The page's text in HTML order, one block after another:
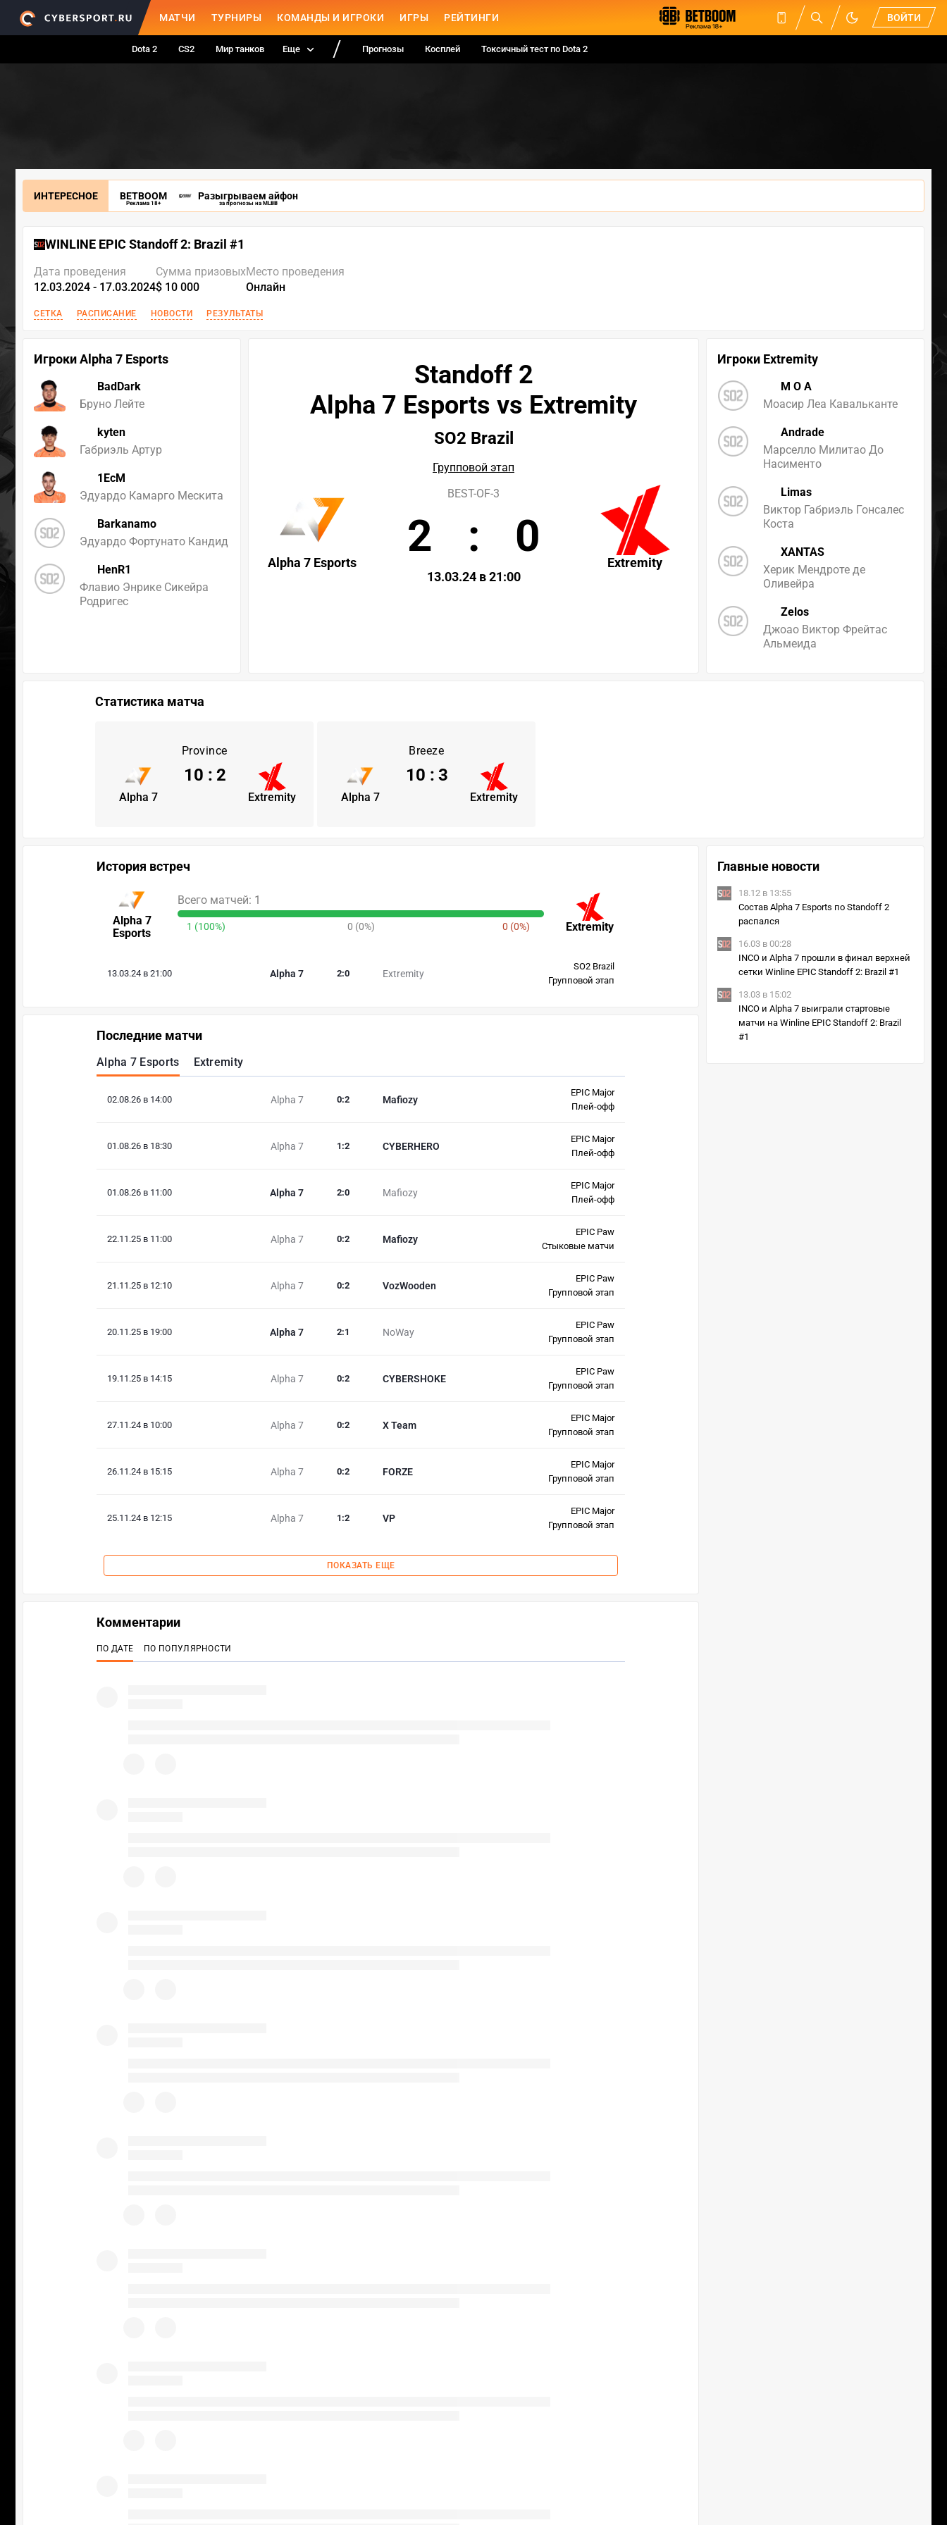
МАТЧИ ТУРНИРЫ КОМАНДЫ И ИГРОКИ ИГРЫ РЕЙТИНГИ ВОЙТИ
Dota 2 CS2 Мир танков Еще Прогнозы Косплей Токсичный тест по Dota 2
ИНТЕРЕСНОЕ BETBOOM
Реклама 18+
Разыгрываем айфон
за прогнозы на MLBB
WINLINE EPIC Standoff 2: Brazil #1
Дата проведения
12.03.2024 - 17.03.2024
Сумма призовых
$ 10 000
Место проведения
Онлайн
СЕТКА РАСПИСАНИЕ НОВОСТИ РЕЗУЛЬТАТЫ
Игроки Alpha 7 Esports
BadDark
Бруно Лейте
kyten
Габриэль Артур
1EcM
Эдуардо Камарго Мескита
Barkanamo
Эдуардо Фортунато Кандид
HenR1
Флавио Энрике Сикейра
Родригес
Игроки Extremity
M O A
Моасир Леа Кавальканте
Andrade
Марселло Милитао До
Насименто
Limas
Виктор Габриэль Гонсалес
Коста
XANTAS
Херик Мендроте де
Оливейра
Zelos
Джоао Виктор Фрейтас
Альмеида
Standoff 2
Alpha 7 Esports vs Extremity
SO2 Brazil
Групповой этап
Alpha 7 Esports Extremity
BEST-OF-3
2 : 0
13.03.24 в 21:00
Статистика матча
Province
Alpha 7 Extremity
10 : 2
Breeze
Alpha 7 Extremity
10 : 3
История встреч
Alpha 7
Esports
Extremity
Всего матчей: 1
1 (100%) 0 (0%) 0 (0%)
13.03.24 в 21:00 Alpha 7 Extremity
2:0
SO2 Brazil
Групповой этап
Последние матчи
Alpha 7 Esports Extremity
02.08.26 в 14:00 Alpha 7 Mafiozy
0:2
EPIC Major
Плей-офф
01.08.26 в 18:30 Alpha 7 CYBERHERO
1 :2
EPIC Major
Плей-офф
01.08.26 в 11:00 Alpha 7 Mafiozy
2:0
EPIC Major
Плей-офф
22.11.25 в 11:00 Alpha 7 Mafiozy
0:2
EPIC Paw
Стыковые матчи
21.11.25 в 12:10 Alpha 7 VozWooden
0:2
EPIC Paw
Групповой этап
20.11.25 в 19:00 Alpha 7 NoWay
2:1
EPIC Paw
Групповой этап
19.11.25 в 14:15 Alpha 7 CYBERSHOKE
0:2
EPIC Paw
Групповой этап
27.11.24 в 10:00 Alpha 7 X Team
0:2
EPIC Major
Групповой этап
26.11.24 в 15:15 Alpha 7 FORZE
0:2
EPIC Major
Групповой этап
25.11.24 в 12:15 Alpha 7 VP
1 :2
EPIC Major
Групповой этап
ПОКАЗАТЬ ЕЩЕ
Главные новости
18.12 в 13:55
Состав Alpha 7 Esports по Standoff 2
распался
16.03 в 00:28
INCO и Alpha 7 прошли в финал верхней
сетки Winline EPIC Standoff 2: Brazil #1
13.03 в 15:02
INCO и Alpha 7 выиграли стартовые
матчи на Winline EPIC Standoff 2: Brazil
#1
Комментарии
ПО ДАТЕ ПО ПОПУЛЯРНОСТИ